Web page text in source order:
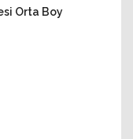
Orta Boy